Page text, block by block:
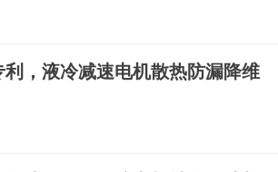
，液冷减速电机散热防漏降维